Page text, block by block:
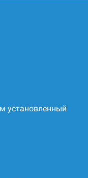
установленный